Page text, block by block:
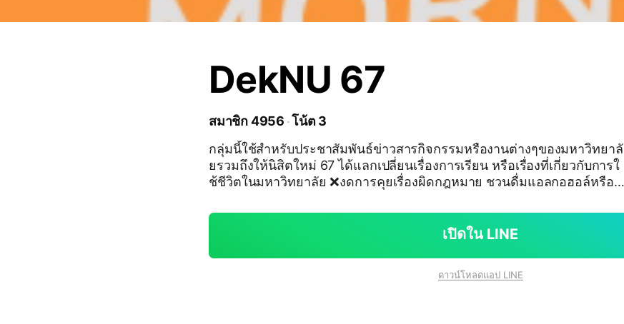
DekNU 67
สมาชิก 4956 โน้ต 3
กลุ่มนี้ใช้สำหรับประชาสัมพันธ์ข่าวสารกิจกรรมหรืองานต่างๆของมหาวิทยาลั
ยรวมถึงให้นิสิตใหม่ 67 ได้แลกเปลี่ยนเรื่องการเรียน หรือเรื่องที่เกี่ยวกับการใ
ช้ชีวิตในมหาวิทยาลัย ❌️งดการคุยเรื่องผิดกฎหมาย ชวนดื่มแอลกอฮอล์หรือค้
เปิดใน LINE
ดาวน์โหลดแอป LINE